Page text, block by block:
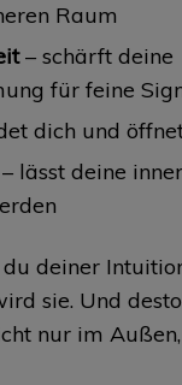
Raum
– schärft deine
für feine
dich und
– lässt deine
deiner
sie. Und
nur im